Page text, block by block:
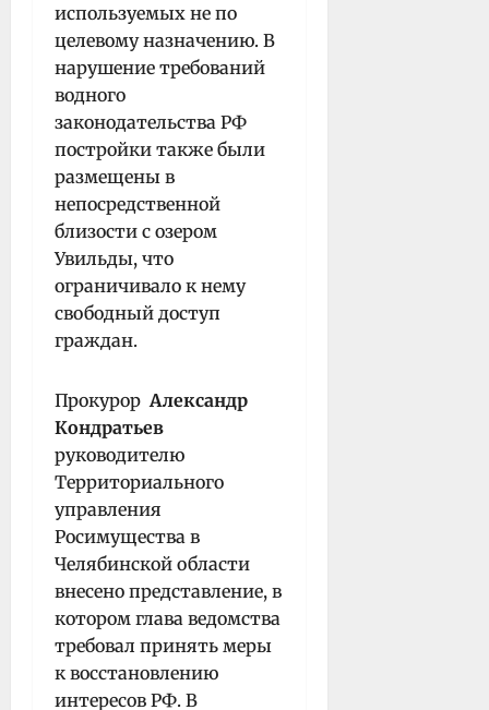
используемых не по
целевому назначению. В
нарушение требований
водного
законодательства РФ
постройки также были
размещены в
непосредственной
близости с озером
Увильды, что
ограничивало к нему
свободный доступ
граждан.
Прокурор Александр
Кондратьев
руководителю
Территориального
управления
Росимущества в
Челябинской области
внесено представление, в
котором глава ведомства
требовал принять меры
к восстановлению
интересов РФ. В